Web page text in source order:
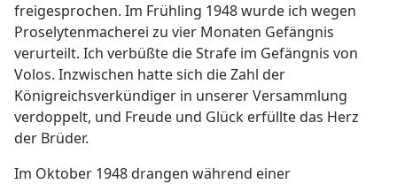
freigesprochen. Im Frühling 1948 wurde ich wegen
Proselytenmacherei zu vier Monaten Gefängnis
verurteilt. Ich verbüßte die Strafe im Gefängnis von
Volos. Inzwischen hatte sich die Zahl der
Königreichsverkündiger in unserer Versammlung
verdoppelt, und Freude und Glück erfüllte das Herz
der Brüder.
Im Oktober 1948 drangen während einer